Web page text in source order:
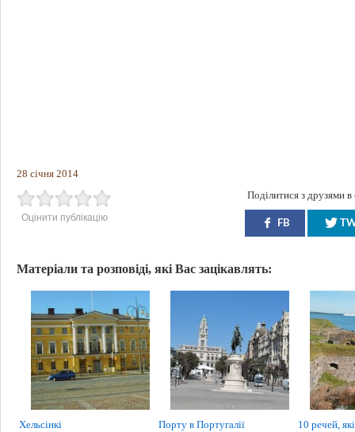
28 січня 2014
Оцінити публікацію
Поділитися з друзями
FB
Матеріали та розповіді, які Вас зацікавлять:
Хельсінкі Порту в Португалії
10 речей,